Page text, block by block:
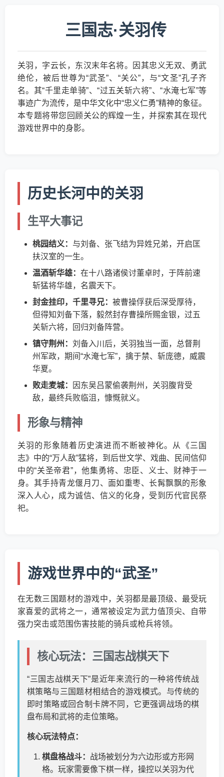
三国志·关羽传
关羽，字云长，东汉末年名将。因其忠义无双、勇武
绝伦，被后世尊为“武圣”、“关公”，与“文圣”孔子齐
名。其“千里走单骑”、“过五关斩六将”、“水淹七军”等
事迹广为流传，是中华文化中“忠义仁勇”精神的象征。
本专题将带您回顾关公的辉煌一生，并探索其在现代
游戏世界中的身影。
历史长河中的关羽
生平大事记
桃园结义： 与刘备、张飞结为异姓兄弟，开启匡
扶汉室的一生。
温酒斩华雄： 在十八路诸侯讨董卓时，于阵前速
斩猛将华雄，名震天下。
封金挂印，千里寻兄： 被曹操俘获后深受厚待，
但得知刘备下落，毅然封存曹操所赐金银，过五
关斩六将，回归刘备阵营。
镇守荆州： 刘备入川后，关羽独当一面，总督荆
州军政，期间“水淹七军”，擒于禁、斩庞德，威震
华夏。
败走麦城：
因东吴吕蒙偷袭荆州，关羽腹背受
敌，最终兵败临沮，慷慨就义。
形象与精神
关羽的形象随着历史演进而不断被神化。从《三国
志》中的“万人敌”猛将，到后世文学、戏曲、民间信仰
中的“关圣帝君”，他集勇将、忠臣、义士、财神于一
身。其手持青龙偃月刀、面如重枣、长髯飘飘的形象
深入人心，成为诚信、信义的化身，受到历代官民祭
祀。
游戏世界中的“武圣”
在无数三国题材的游戏中，关羽都是最顶级、最受玩
家喜爱的武将之一，通常被设定为武力值顶尖、自带
强力突击或范围伤害技能的骑兵或枪兵将领。
核心玩法：三国志战棋天下
“三国志战棋天下”是近年来流行的一种将传统战
棋策略与三国题材相结合的游戏模式。与传统的
即时策略或回合制卡牌不同，它更强调战场的棋
盘布局和武将的走位策略。
核心玩法特点：
棋盘格战斗： 战场被划分为六边形或方形网
格。玩家需要像下棋一样，操控以关羽为代